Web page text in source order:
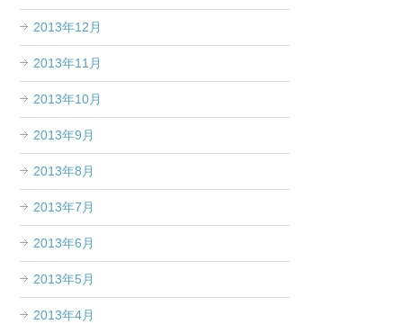
2013年12月
2013年11月
2013年10月
2013年9月
2013年8月
2013年7月
2013年6月
2013年5月
2013年4月